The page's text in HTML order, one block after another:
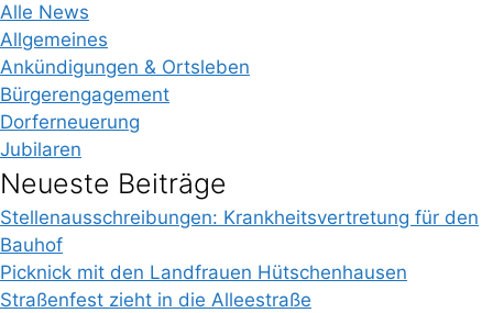
Alle News
Allgemeines
Ankündigungen & Ortsleben
Bürgerengagement
Dorferneuerung
Jubilaren
Neueste Beiträge
Stellenausschreibungen: Krankheitsvertretung für den
Bauhof
Picknick mit den Landfrauen Hütschenhausen
Straßenfest zieht in die Alleestraße